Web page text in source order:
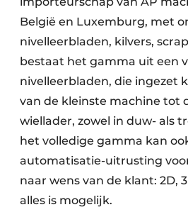
België en Luxemburg, met
nivelleerbladen, kilvers,
bestaat het gamma uit een
nivelleerbladen, die ingezet
van de kleinste machine tot
wiellader, zowel in duw- als
het volledige gamma kan
automatisatie-uitrusting
naar wens van de klant: 2D,
alles is mogelijk.